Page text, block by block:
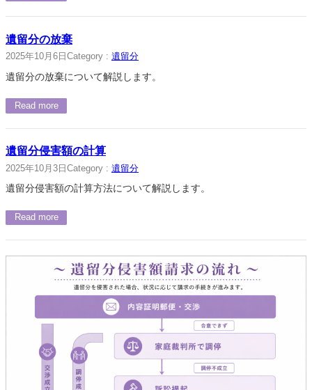
遺留分の放棄
2025年10月6日 Category : 遺留分
遺留分の放棄について解説します。
Read more
遺留分侵害額の計算
2025年10月3日 Category : 遺留分
遺留分侵害額の計算方法について解説します。
Read more